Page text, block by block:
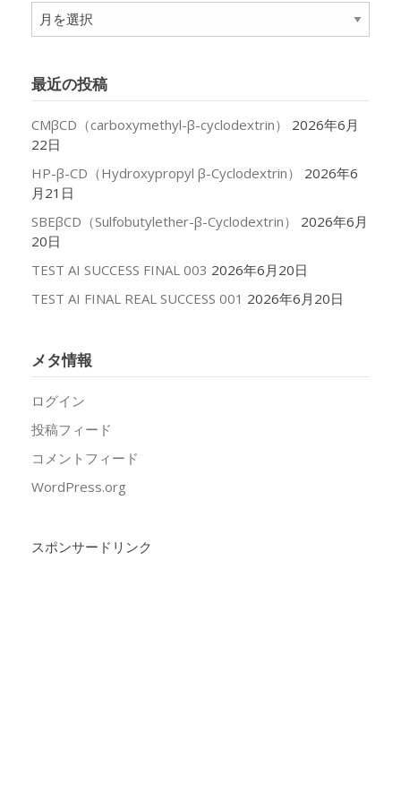
ア
ー
ブ
最近の投稿
CMβCD（carboxymethyl-β-cyclodextrin）
2026年6月
22日
HP-β-CD（Hydroxypropyl β-Cyclodextrin）
2026年6
月21日
SBEβCD（Sulfobutylether-β-Cyclodextrin）
2026年6月
20日
TEST AI SUCCESS FINAL 003 2026年6月20日
TEST AI FINAL REAL SUCCESS 001 2026年6月20日
メタ情報
ログイン
投稿フィード
コメントフィード
WordPress.org
スポンサードリンク